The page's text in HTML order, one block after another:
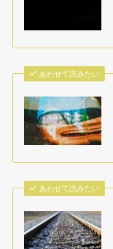
あわせて読みたい
あわせて読みたい